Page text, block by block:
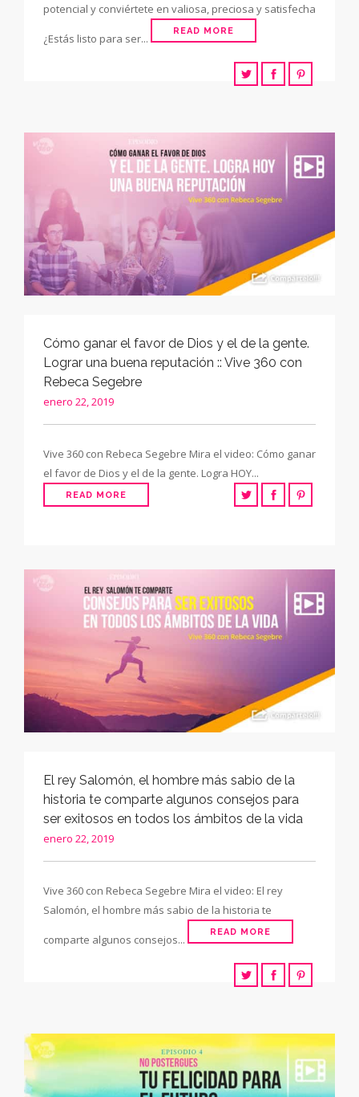
potencial y conviértete en valiosa, preciosa y satisfecha
¿Estás listo para ser...
READ MORE
Cómo ganar el favor de Dios y el de la gente.
Lograr una buena reputación :: Vive 360 con
Rebeca Segebre
enero 22, 2019
Vive 360 con Rebeca Segebre Mira el video: Cómo ganar
el favor de Dios y el de la gente. Logra HOY...
READ MORE
El rey Salomón, el hombre más sabio de la
historia te comparte algunos consejos para
ser exitosos en todos los ámbitos de la vida
enero 22, 2019
Vive 360 con Rebeca Segebre Mira el video: El rey
Salomón, el hombre más sabio de la historia te
comparte algunos consejos...
READ MORE